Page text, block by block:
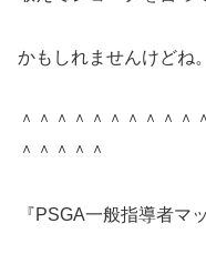
かもしれませんけどね。
＾＾＾＾＾＾＾＾＾＾
＾＾＾＾＾
『PSGA一般指導者マ